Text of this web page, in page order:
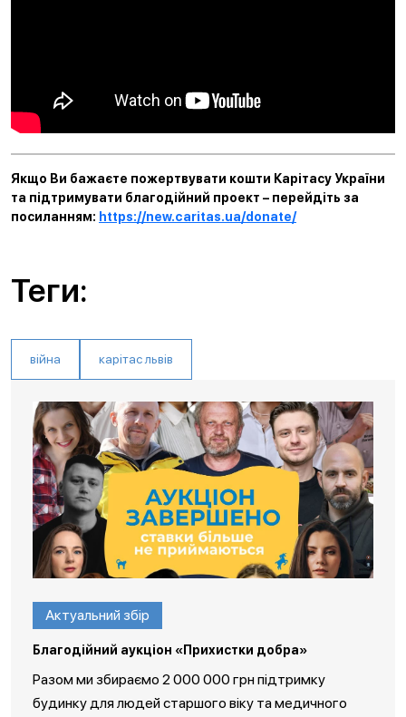
Якщо Ви бажаєте пожертвувати кошти Карітасу України
та підтримувати благодійний проект – перейдіть за
посиланням: https://new.caritas.ua/donate/
Теги:
війна карітас львів
Актуальний збір
Благодійний аукціон «Прихистки добра»
Разом ми збираємо 2 000 000 грн підтримку
будинку для людей старшого віку та медичного